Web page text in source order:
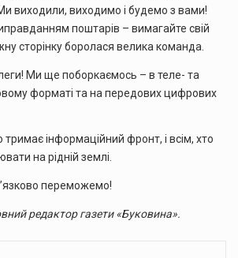
виходили, виходимо і будемо з вами!
поштарів – вимагайте свій
сторінку боролася велика команда.
Ми ще поборкаємось – в теле- та
форматі та на передових цифрових
інформаційний фронт, і всім, хто
на рідній землі.
переможемо!
редактор газети «Буковина».